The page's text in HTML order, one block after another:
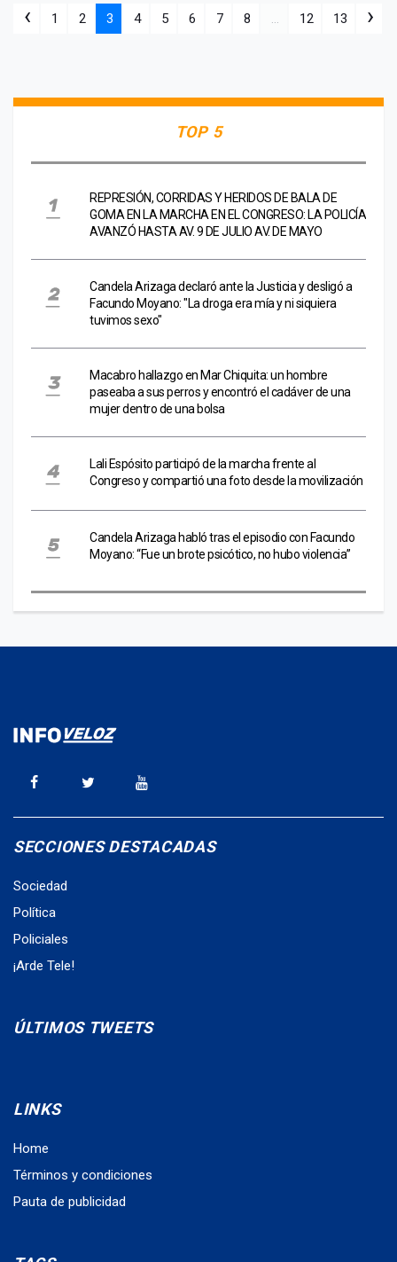
‹ 1 2 3 4 5 6 7 8 ... 12 13 ›
TOP 5
REPRESIÓN, CORRIDAS Y HERIDOS DE BALA DE
GOMA EN LA MARCHA EN EL CONGRESO: LA POLICÍA
AVANZÓ HASTA AV. 9 DE JULIO AV. DE MAYO
Candela Arizaga declaró ante la Justicia y desligó a
Facundo Moyano: "La droga era mía y ni siquiera
tuvimos sexo"
Macabro hallazgo en Mar Chiquita: un hombre
paseaba a sus perros y encontró el cadáver de una
mujer dentro de una bolsa
Lali Espósito participó de la marcha frente al
Congreso y compartió una foto desde la movilización
Candela Arizaga habló tras el episodio con Facundo
Moyano: “Fue un brote psicótico, no hubo violencia”
SECCIONES DESTACADAS
Sociedad
Política
Policiales
¡Arde Tele!
ÚLTIMOS TWEETS
LINKS
Home
Términos y condiciones
Pauta de publicidad